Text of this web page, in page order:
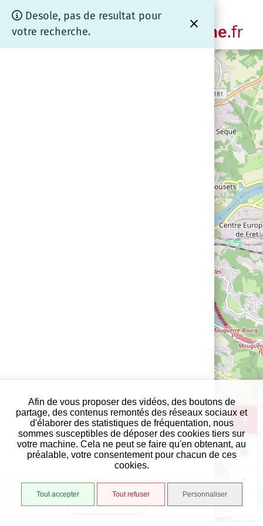
Panneau de gestion des cookies
Afin de vous proposer des vidéos, des boutons de
partage, des contenus remontés des réseaux sociaux et
d'élaborer des statistiques de fréquentation, nous
sommes susceptibles de déposer des cookies tiers sur
votre machine. Cela ne peut se faire qu'en obtenant, au
préalable, votre consentement pour chacun de ces
cookies.
Tout accepter Tout refuser Personnaliser
Cartographie
www.coeurdebrenne.fr
Desole, pas de resultat pour
votre recherche.
+
−
contributeurs.